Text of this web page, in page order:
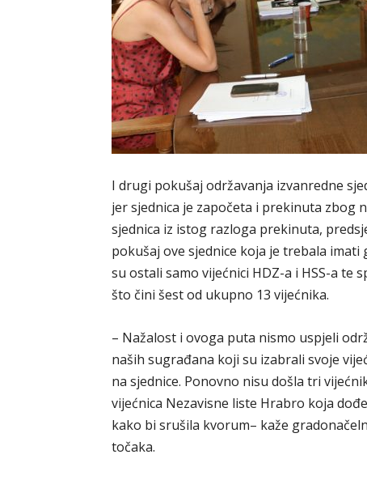
I drugi pokušaj održavanja izvanredne
jer sjednica je započeta i prekinuta zbog
sjednica iz istog razloga prekinuta,
pokušaj ove sjednice koja je trebala imati
su ostali samo vijećnici HDZ-a i HSS-a te
što čini šest od ukupno 13 vijećnika.
– Nažalost i ovoga puta nismo uspjeli
naših sugrađana koji su izabrali svoje
na sjednice. Ponovno nisu došla tri
vijećnica Nezavisne liste Hrabro koja
kako bi srušila kvorum– kaže
točaka.